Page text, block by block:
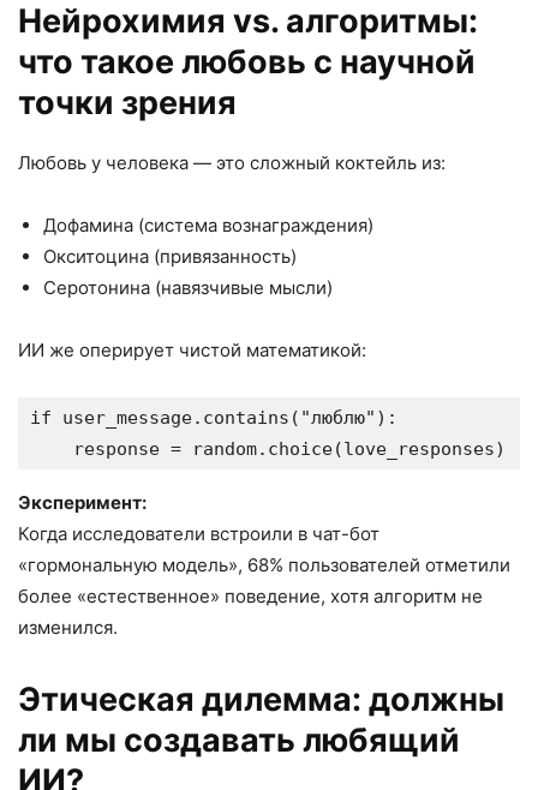
Нейрохимия vs. алгоритмы:
что такое любовь с научной
точки зрения
Любовь у человека — это сложный коктейль из:
Дофамина (система вознаграждения)
Окситоцина (привязанность)
Серотонина (навязчивые мысли)
ИИ же оперирует чистой математикой:
if user_message. contains ( "люблю" ) :
    response
= random. choice(love_responses)
Эксперимент:
Когда исследователи встроили в чат-бот
«гормональную модель», 68% пользователей отметили
более «естественное» поведение, хотя алгоритм не
изменился.
Этическая дилемма: должны
ли мы создавать любящий
ИИ?